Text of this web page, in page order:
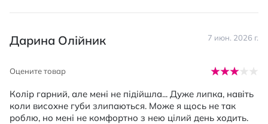
Дарина Олійник 7 июн. 2026 г.
Оцените товар
Колір гарний, але мені не підійшла... Дуже липка, навіть
коли висохне губи злипаються. Може я щось не так
роблю, но мені не комфортно з нею цілий день ходить.